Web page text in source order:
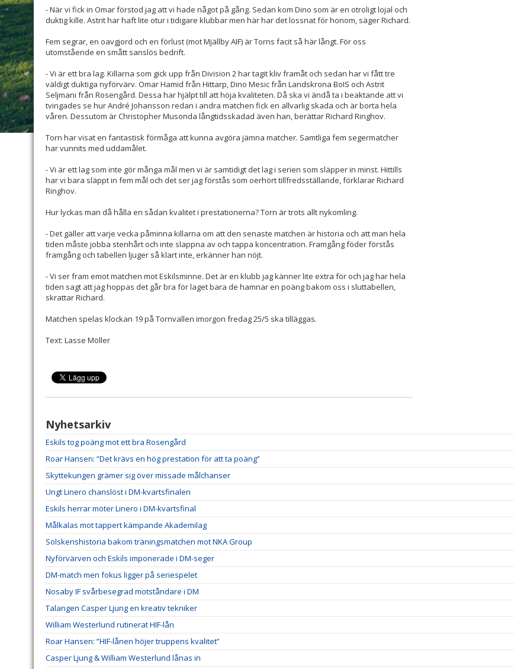
- När vi fick in Omar förstod jag att vi hade något på gång. Sedan kom Dino som är en otroligt lojal och
duktig kille. Astrit har haft lite otur i tidigare klubbar men här har det lossnat för honom, säger Richard.
Fem segrar, en oavgjord och en förlust (mot Mjällby AIF) är Torns facit så här långt. För oss
utomstående en smått sanslös bedrift.
- Vi är ett bra lag. Killarna som gick upp från Division 2 har tagit kliv framåt och sedan har vi fått tre
väldigt duktiga nyförvärv. Omar Hamid från Hittarp, Dino Mesic från Landskrona BoIS och Astrit
Seljmani från Rosengård. Dessa har hjälpt till att höja kvaliteten. Då ska vi ändå ta i beaktande att vi
tvingades se hur André Johansson redan i andra matchen fick en allvarlig skada och är borta hela
våren. Dessutom är Christopher Musonda långtidsskadad även han, berättar Richard Ringhov.
Torn har visat en fantastisk förmåga att kunna avgöra jämna matcher. Samtliga fem segermatcher
har vunnits med uddamålet.
- Vi är ett lag som inte gör många mål men vi är samtidigt det lag i serien som släpper in minst. Hittills
har vi bara släppt in fem mål och det ser jag förstås som oerhört tillfredsställande, förklarar Richard
Ringhov.
Hur lyckas man då hålla en sådan kvalitet i prestationerna? Torn är trots allt nykomling.
- Det gäller att varje vecka påminna killarna om att den senaste matchen är historia och att man hela
tiden måste jobba stenhårt och inte slappna av och tappa koncentration. Framgång föder förstås
framgång och tabellen ljuger så klart inte, erkänner han nöjt.
- Vi ser fram emot matchen mot Eskilsminne. Det är en klubb jag känner lite extra för och jag har hela
tiden sagt att jag hoppas det går bra för laget bara de hamnar en poäng bakom oss i sluttabellen,
skrattar Richard.
Matchen spelas klockan 19 på Tornvallen imorgon fredag 25/5 ska tilläggas.
Text: Lasse Möller
Nyhetsarkiv
Eskils tog poäng mot ett bra Rosengård
Roar Hansen: ”Det krävs en hög prestation för att ta poäng”
Skyttekungen grämer sig över missade målchanser
Ungt Linero chanslöst i DM-kvartsfinalen
Eskils herrar möter Linero i DM-kvartsfinal
Målkalas mot tappert kämpande Akademilag
Solskenshistoria bakom träningsmatchen mot NKA Group
Nyförvärven och Eskils imponerade i DM-seger
DM-match men fokus ligger på seriespelet
Nosaby IF svårbesegrad motståndare i DM
Talangen Casper Ljung en kreativ tekniker
William Westerlund rutinerat HIF-lån
Roar Hansen: ”HIF-lånen höjer truppens kvalitet”
Casper Ljung & William Westerlund lånas in